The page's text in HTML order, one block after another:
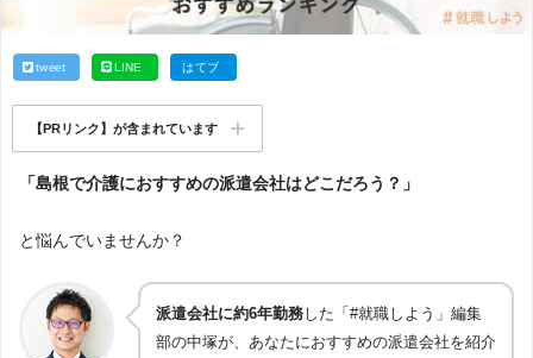
tweet LINE はてブ
【PRリンク】が含まれています
「島根で介護におすすめの派遣会社はどこだろう？」
と悩んでいませんか？
派遣会社に約6年勤務した「#就職しよう」編集
部の中塚が、あなたにおすすめの派遣会社を紹介